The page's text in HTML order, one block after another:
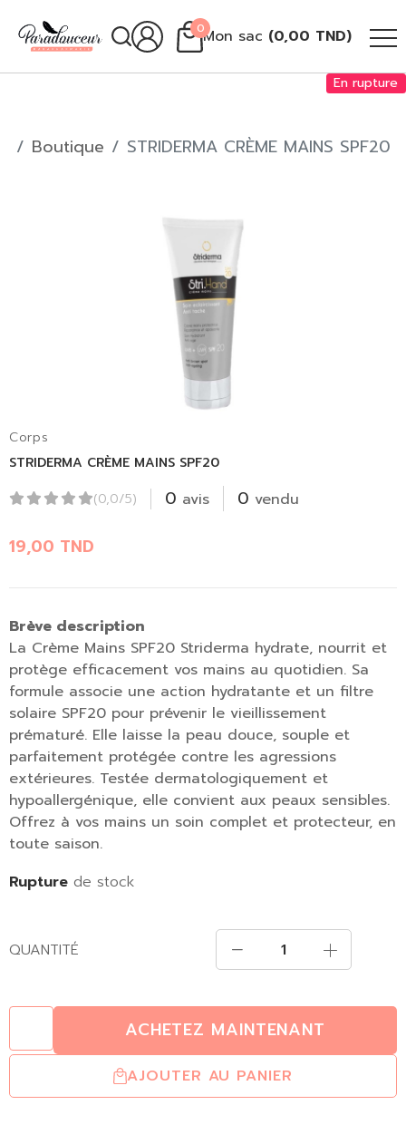
0Mon sac (0,00 TND)
En rupture
Boutique STRIDERMA CRÈME MAINS SPF20
Corps
STRIDERMA CRÈME MAINS SPF20
(0,0/5)
0 avis 0 vendu
19,00 TND
Brève description
La Crème Mains SPF20 Striderma hydrate, nourrit et
protège efficacement vos mains au quotidien. Sa
formule associe une action hydratante et un filtre
solaire SPF20 pour prévenir le vieillissement
prématuré. Elle laisse la peau douce, souple et
parfaitement protégée contre les agressions
extérieures. Testée dermatologiquement et
hypoallergénique, elle convient aux peaux sensibles.
Offrez à vos mains un soin complet et protecteur, en
toute saison.
Rupture de stock
QUANTITÉ
AJOUTER AU PANIER
ACHETEZ MAINTENANT